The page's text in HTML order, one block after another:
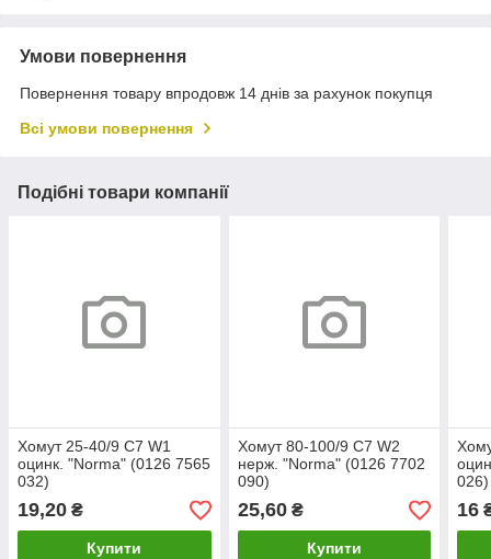
Умови повернення
Повернення товару впродовж 14 днів за рахунок покупця
Всі умови повернення
Подібні товари компанії
Хомут 25-40/9 C7 W1
оцинк. "Norma" (0126 7565
032)
19,20 ₴
Купити
Хомут 80-100/9 C7 W2
нерж. "Norma" (0126 7702
090)
25,60₴
Купити
026)
16